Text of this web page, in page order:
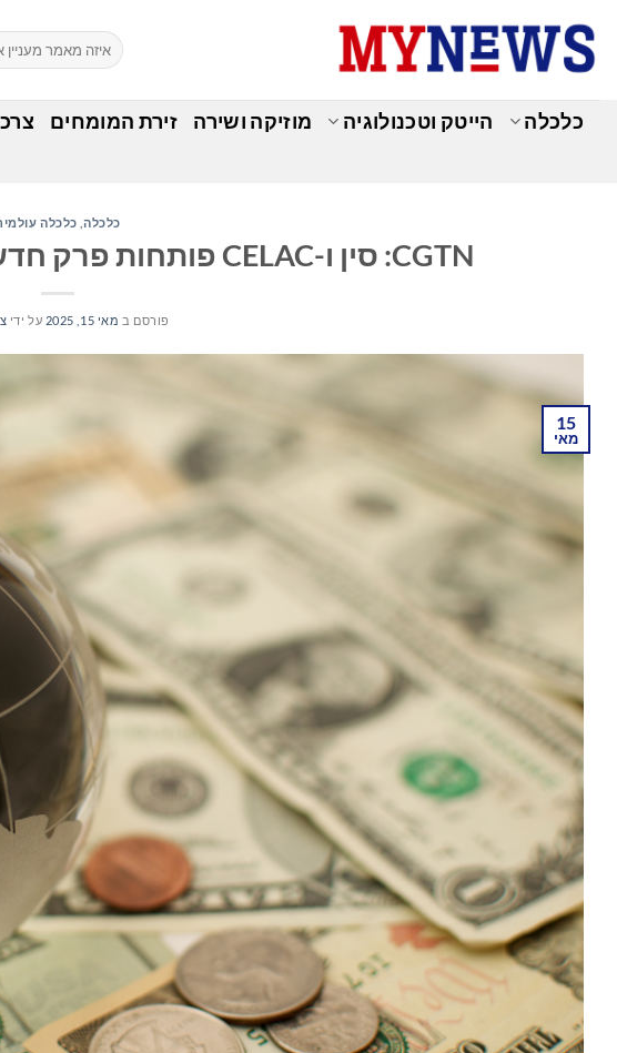
content
כלכלה הייטק וטכנולוגיה מוזיקה ושירה זירת המומחים
כלכלה, כלכלה
CGTN: סין ו-CELAC פותחות פרק חדש בשיתוף פעולה דרום-דרום
פורסם ב מאי 15, 2025 על ידי
15
מאי